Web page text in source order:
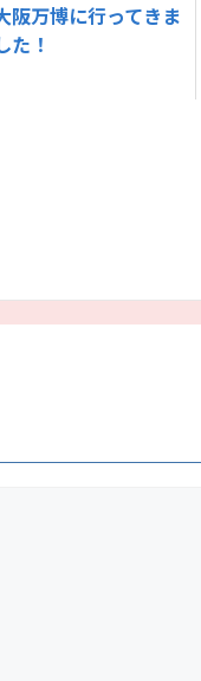
阪万博に行ってきま
た！